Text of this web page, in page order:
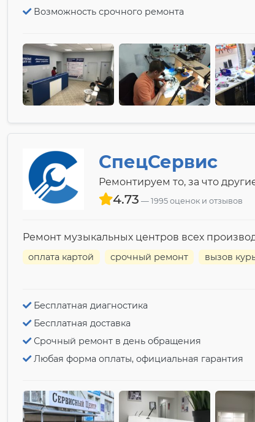
Возможность срочного ремонта
СпецСервис
Ремонтируем то, за что
4.73 1995 оценок и отзывов
Ремонт музыкальных центров всех
оплата картой срочный ремонт вызов
Бесплатная диагностика
Бесплатная доставка
Срочный ремонт в день обращения
Любая форма оплаты, официальная гарантия